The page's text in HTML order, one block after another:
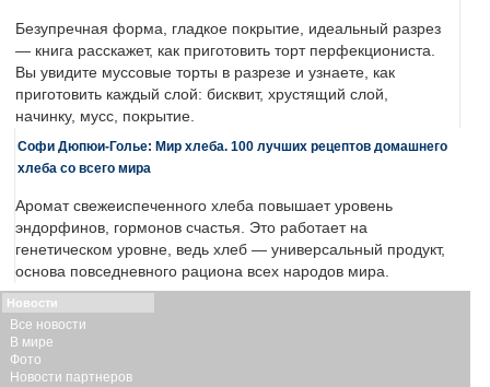
Безупречная форма, гладкое покрытие, идеальный разрез
— книга расскажет, как приготовить торт перфекциониста.
Вы увидите муссовые торты в разрезе и узнаете, как
приготовить каждый слой: бисквит, хрустящий слой,
начинку, мусс, покрытие.
Софи Дюпюи-Голье: Мир хлеба. 100 лучших рецептов домашнего
хлеба со всего мира
Аромат свежеиспеченного хлеба повышает уровень
эндорфинов, гормонов счастья. Это работает на
генетическом уровне, ведь хлеб — универсальный продукт,
основа повседневного рациона всех народов мира.
Новости
Все новости
В мире
Фото
Новости партнеров